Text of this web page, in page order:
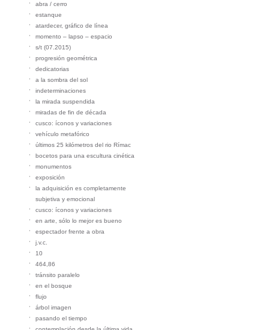
abra / cerro
estanque
atardecer, gráfico de línea
momento – lapso – espacio
s/t (07.2015)
progresión geométrica
dedicatorias
a la sombra del sol
indeterminaciones
la mirada suspendida
miradas de fin de década
cusco: íconos y variaciones
vehículo metafórico
últimos 25 kilómetros del rio Rímac
bocetos para una escultura cinética
monumentos
exposición
la adquisición es completamente
subjetiva y emocional
cusco: íconos y variaciones
en arte, sólo lo mejor es bueno
espectador frente a obra
j.v.c.
10
464,86
tránsito paralelo
en el bosque
flujo
árbol imagen
pasando el tiempo